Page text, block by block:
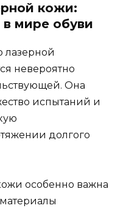
кожи:
мире обуви
лазерной
невероятно
Она
испытаний и
долгого
особенно важна